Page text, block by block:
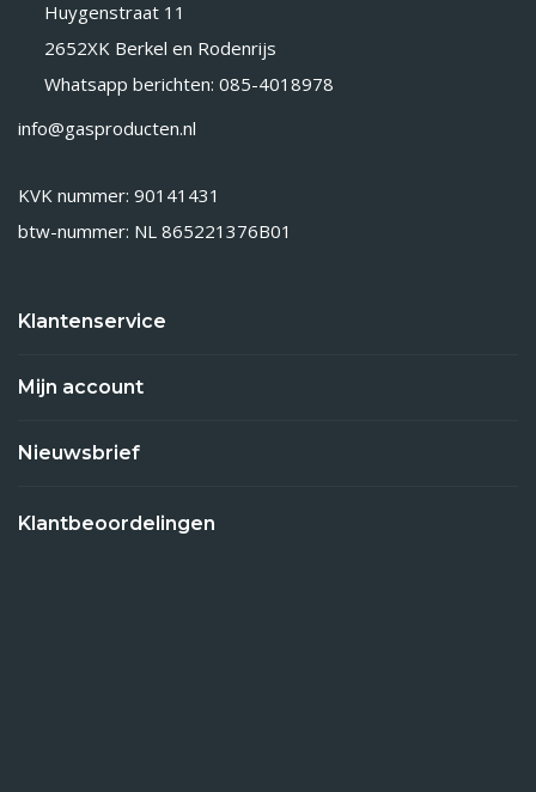
Huygenstraat 11
2652XK Berkel en Rodenrijs
Whatsapp berichten: 085-4018978
info@gasproducten.nl
KVK nummer: 90141431
btw-nummer: NL 865221376B01
Klantenservice
Mijn account
Nieuwsbrief
Klantbeoordelingen